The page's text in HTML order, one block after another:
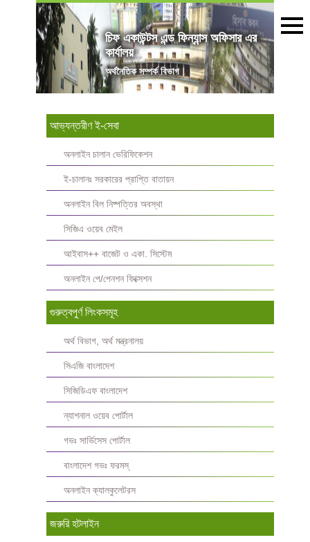
চিফ একাউন্টস এন্ড ফিন্যান্স অফিসার এর
কার্যালয়
অৰ্থনৈতিক সম্পর্ক বিভাগ
আভ্যন্তরীণ ই-সেবা
অনলাইন চালান ভেরিফিকেশন
ই-চালানঃ সরকারের প্রাপ্তি বাতায়ন
অনলাইন বিল নিষ্পত্তির অবস্থা
সিজিএ ওয়েব মেইল
আইবাস++ বাজেট ও একা. সিস্টেম
অনলাইন পে/পেনশন ফিক্সেশন
গুরুত্বপুর্ণ লিংকসমূহ
অর্থ বিভাগ, অর্থ মন্ত্রনালয়
সিএজি বাংলাদেশ
সিজিডিএফ বাংলাদেশ
ন্যাশনাল ওয়েব পোর্টাল
গভঃ সার্ভিসেস পোর্টাল
বাংলাদেশ গভঃ ফরমস্‌
অনলাইন ক্যালকুলেটরস
জরুরি হটলাইন